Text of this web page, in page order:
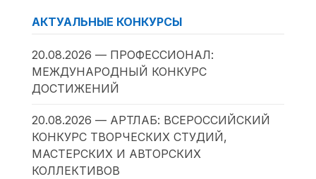
АКТУАЛЬНЫЕ КОНКУРСЫ
20.08.2026 — ПРОФЕССИОНАЛ:
МЕЖДУНАРОДНЫЙ КОНКУРС
ДОСТИЖЕНИЙ
20.08.2026 — АРТЛАБ: ВСЕРОССИЙСКИЙ
КОНКУРС ТВОРЧЕСКИХ СТУДИЙ,
МАСТЕРСКИХ И АВТОРСКИХ
КОЛЛЕКТИВОВ